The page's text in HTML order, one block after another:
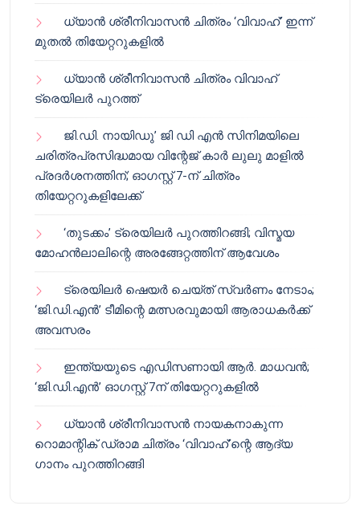
ധ്യാൻ ശ്രീനിവാസൻ ചിത്രം ‘വിവാഹ്’ ഇന്ന്
മുതൽ തിയേറ്ററുകളിൽ
ധ്യാൻ ശ്രീനിവാസൻ ചിത്രം വിവാഹ്
ട്രെയിലർ പുറത്ത്
ജി.ഡി. നായിഡു’ ജി ഡി എൻ സിനിമയിലെ
ചരിത്രപ്രസിദ്ധമായ വിന്റേജ് കാർ ലുലു മാളിൽ
പ്രദർശനത്തിന്; ഓഗസ്റ്റ് 7-ന് ചിത്രം
തിയേറ്ററുകളിലേക്ക്
‘തുടക്കം’ ട്രെയിലർ പുറത്തിറങ്ങി; വിസ്മയ
മോഹൻലാലിന്റെ അരങ്ങേറ്റത്തിന് ആവേശം
ട്രെയിലർ ഷെയർ ചെയ്‌ത് സ്വർണം നേടാം;
‘ജി.ഡി.എൻ’ ടീമിന്റെ മത്സരവുമായി ആരാധകർക്ക്
അവസരം
ഇന്ത്യയുടെ എഡിസണായി ആർ. മാധവൻ;
‘ജി.ഡി.എൻ’ ഓഗസ്റ്റ് 7ന് തിയേറ്ററുകളിൽ
ധ്യാൻ ശ്രീനിവാസൻ നായകനാകുന്ന
റൊമാന്റിക് ഡ്രാമ ചിത്രം ‘വിവാഹ്’ന്റെ ആദ്യ
ഗാനം പുറത്തിറങ്ങി